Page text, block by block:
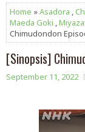
Home »Asadora ,
Maeda Goki ,
Chimudondon
[Sinopsis]
September 11, 2022